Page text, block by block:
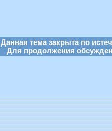
Данная тема закрыта по
Для продолжения